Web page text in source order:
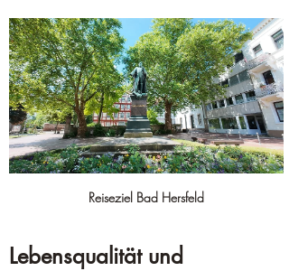
Reiseziel Bad Hersfeld
Lebensqualität und